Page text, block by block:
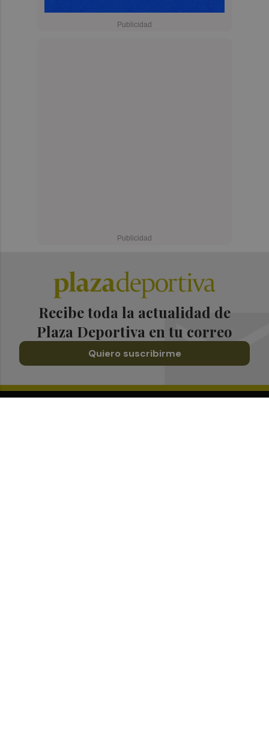
Recibe toda la actualidad de
Plaza Deportiva en tu correo
Quiero suscribirme